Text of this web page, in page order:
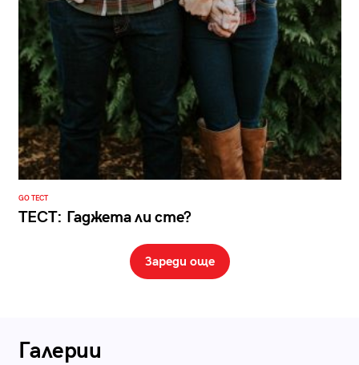
GO ТЕСТ
ТЕСТ: Гаджета ли сте?
Зареди още
Галерии